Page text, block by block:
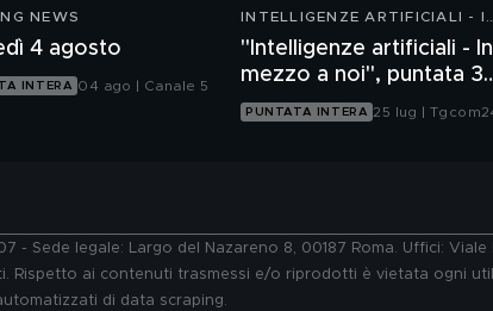
NEWS
4 agosto
INTERA 04 ago | Canale 5
INTELLIGENZE ARTIFICIALI - IN
"Intelligenze artificiali - In
mezzo a noi", puntata
il progetto Glasswing
PUNTATA INTERA 25 lug |
- Sede legale: Largo del Nazareno 8, 00187 Roma. Uffici:
Rispetto ai contenuti trasmessi e/o riprodotti è vietata ogni
di data scraping.